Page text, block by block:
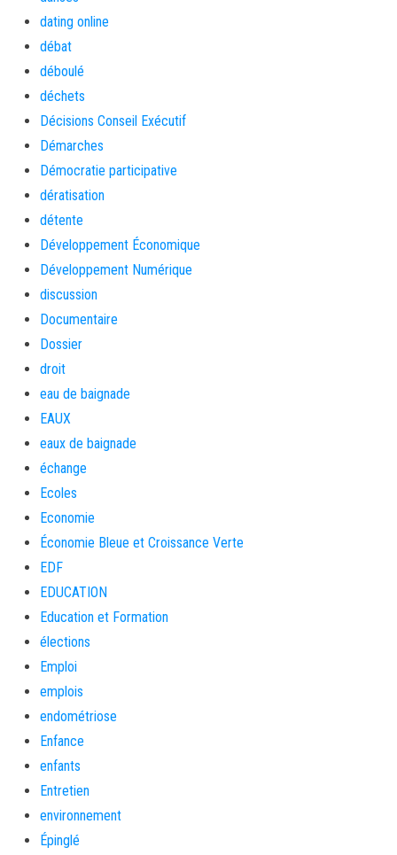
dating online
débat
déboulé
déchets
Décisions Conseil Exécutif
Démarches
Démocratie participative
dératisation
détente
Développement Économique
Développement Numérique
discussion
Documentaire
Dossier
droit
eau de baignade
EAUX
eaux de baignade
échange
Ecoles
Economie
Économie Bleue et Croissance Verte
EDF
EDUCATION
Education et Formation
élections
Emploi
emplois
endométriose
Enfance
enfants
Entretien
environnement
Épinglé